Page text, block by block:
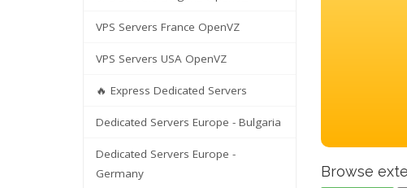
VPS Servers France OpenVZ
VPS Servers USA OpenVZ
🔥 Express Dedicated Servers
Dedicated Servers Europe - Bulgaria
Dedicated Servers Europe -
Germany
Browse